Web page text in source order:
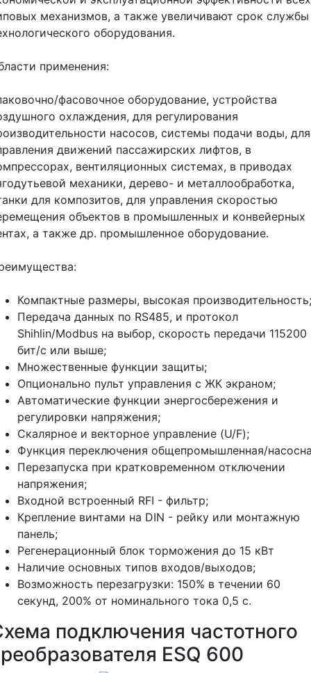
механизмов, а также увеличивают срок службы
оборудования.
применения:
фасовочное оборудование, устройства
охлаждения, для регулирования
насосов, системы подачи воды, для
движений пассажирских лифтов, в
вентиляционных системах, в приводах
механики, дерево- и металлообработка,
для композитов, для управления скоростью
объектов в промышленных и конвейерных
а также др. промышленное оборудование.
Компактные размеры, высокая производительность;
Передача данных по RS485, и протокол
Shihlin/Modbus на выбор, скорость передачи 115200
бит/с или выше;
Множественные функции защиты;
Опционально пульт управления с ЖК экраном;
Автоматические функции энергосбережения и
регулировки напряжения;
Скалярное и векторное управление (U/F);
Функция переключения общепромышленная/
Перезапуска при кратковременном отключении
напряжения;
Входной встроенный RFI - фильтр;
Крепление винтами на DIN - рейку или монтажную
панель;
Регенерационный блок торможения до 15 кВт
Наличие основных типов входов/выходов;
Возможность перезагрузки: 150% в течении 60
секунд, 200% от номинального тока 0,5 с.
подключения частотного
ESQ 600